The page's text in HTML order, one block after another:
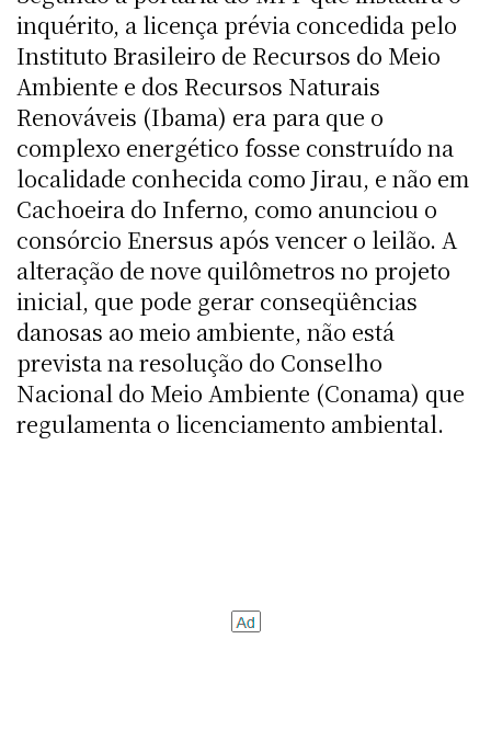
inquérito, a licença prévia concedida pelo
Instituto Brasileiro de Recursos do Meio
Ambiente e dos Recursos Naturais
Renováveis (Ibama) era para que o
complexo energético fosse construído na
localidade conhecida como Jirau, e não em
Cachoeira do Inferno, como anunciou o
consórcio Enersus após vencer o leilão. A
alteração de nove quilômetros no projeto
inicial, que pode gerar conseqüências
danosas ao meio ambiente, não está
prevista na resolução do Conselho
Nacional do Meio Ambiente (Conama) que
regulamenta o licenciamento ambiental.